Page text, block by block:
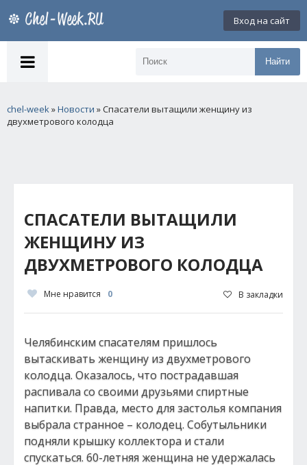
Вход на сайт
Найти
chel-week»Новости » Спасатели вытащили женщину из
двухметрового колодца
СПАСАТЕЛИ ВЫТАЩИЛИ
ЖЕНЩИНУ ИЗ
ДВУХМЕТРОВОГО КОЛОДЦА
Мне нравится 0 В закладки
Челябинским спасателям пришлось
вытаскивать женщину из двухметрового
колодца. Оказалось, что пострадавшая
распивала со своими друзьями спиртные
напитки. Правда, место для застолья компания
выбрала странное – колодец. Собутыльники
подняли крышку коллектора и стали
спускаться. 60-летняя женщина не удержалась